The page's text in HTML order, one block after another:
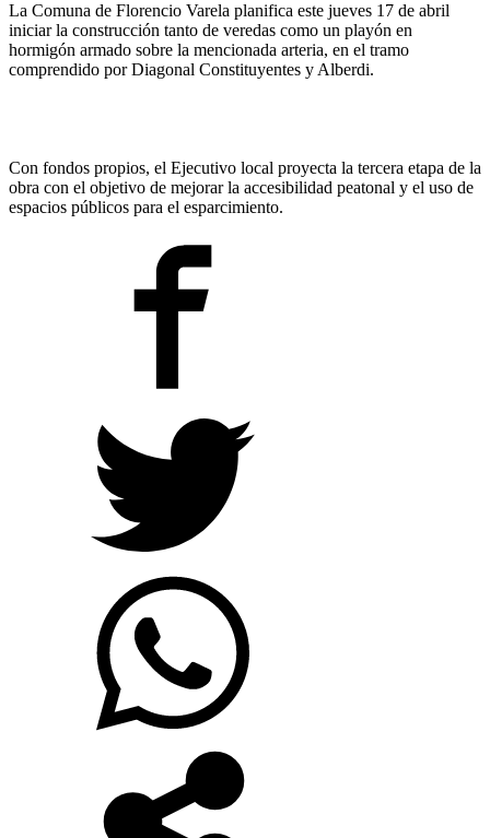
La Comuna de Florencio Varela planifica este jueves 17 de abril
iniciar la construcción tanto de veredas como un playón en
hormigón armado sobre la mencionada arteria, en el tramo
comprendido por Diagonal Constituyentes y Alberdi.
Con fondos propios, el Ejecutivo local proyecta la tercera etapa de la
obra con el objetivo de mejorar la accesibilidad peatonal y el uso de
espacios públicos para el esparcimiento.